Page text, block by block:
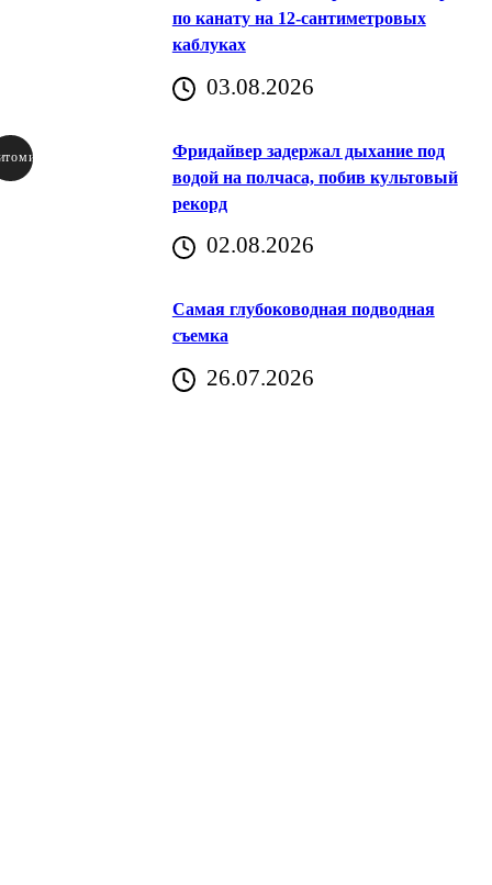
по канату на 12-сантиметровых
каблуках
03.08.2026
Фридайвер задержал дыхание под
водой на полчаса, побив культовый
рекорд
02.08.2026
Самая глубоководная подводная
съемка
26.07.2026